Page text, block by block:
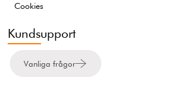
Cookies
Kundsupport
Vanliga frågor